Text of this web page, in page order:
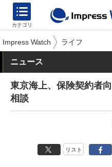
カテゴリ
Impress Watch ライフ
ニュース
東京海上、保険契約者
相談
リスト